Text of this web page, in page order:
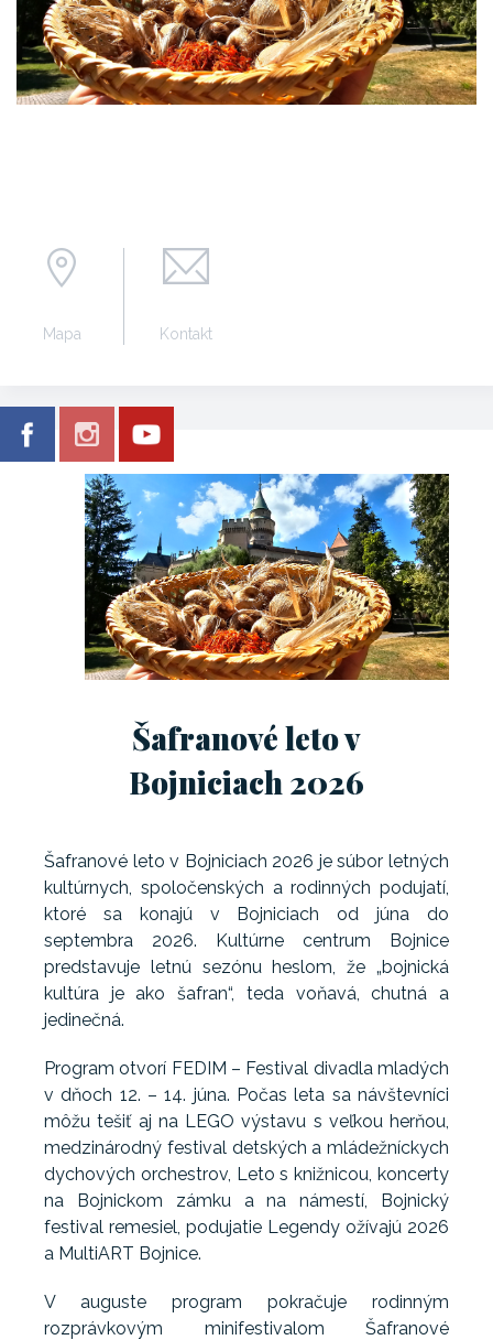
Mapa Kontakt
Šafranové leto v
Bojniciach 2026
Šafranové leto v Bojniciach 2026 je súbor letných
kultúrnych, spoločenských a rodinných podujatí,
ktoré sa konajú v Bojniciach od júna do
septembra 2026. Kultúrne centrum Bojnice
predstavuje letnú sezónu heslom, že „bojnická
kultúra je ako šafran“, teda voňavá, chutná a
jedinečná.
Program otvorí FEDIM – Festival divadla mladých
v dňoch 12. – 14. júna. Počas leta sa návštevníci
môžu tešiť aj na LEGO výstavu s veľkou herňou,
medzinárodný festival detských a mládežníckych
dychových orchestrov, Leto s knižnicou, koncerty
na Bojnickom zámku a na námestí, Bojnický
festival remesiel, podujatie Legendy ožívajú 2026
a MultiART Bojnice.
V auguste program pokračuje rodinným
rozprávkovým minifestivalom Šafranové